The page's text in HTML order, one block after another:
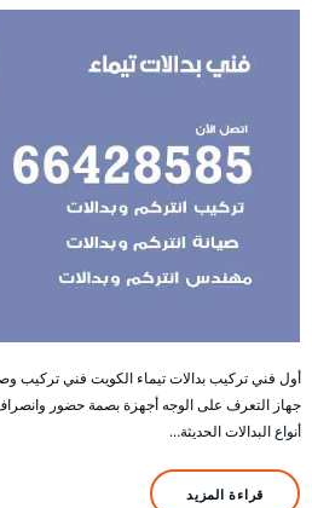
أول فني تركيب بدالات تيماء الكويت فني تركيب
جهاز التعرف على الوجه أجهزة بصمة حضور
أنواع البدالات الحديثة…
قراءة المزيد